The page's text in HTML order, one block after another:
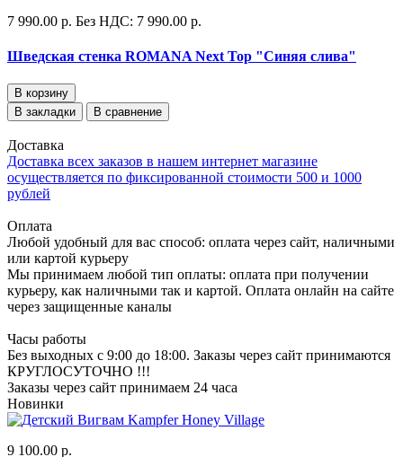
7 990.00 р. Без НДС: 7 990.00 р.
Шведская стенка ROMANA Next Top "Синяя слива"
В корзину
В закладки
В сравнение
Доставка
Доставка всех заказов в нашем интернет магазине
осуществляется по фиксированной стоимости 500 и 1000
рублей
Оплата
Любой удобный для вас способ: оплата через сайт, наличными
или картой курьеру
Мы принимаем любой тип оплаты: оплата при получении
курьеру, как наличными так и картой. Оплата онлайн на сайте
через защищенные каналы
Часы работы
Без выходных с 9:00 до 18:00. Заказы через сайт принимаются
КРУГЛОСУТОЧНО !!!
Заказы через сайт принимаем 24 часа
Новинки
9 100.00 р.